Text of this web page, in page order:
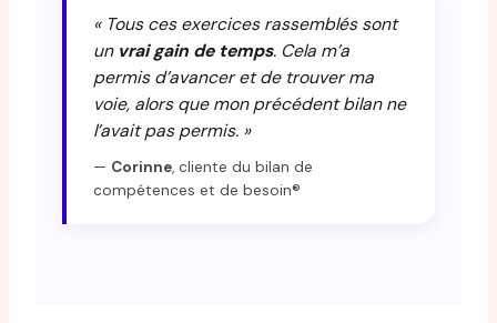
« Tous ces exercices rassemblés sont
un vrai gain de temps. Cela m’a
permis d’avancer et de trouver ma
voie, alors que mon précédent bilan ne
l’avait pas permis. »
— Corinne, cliente du bilan de
compétences et de besoin®